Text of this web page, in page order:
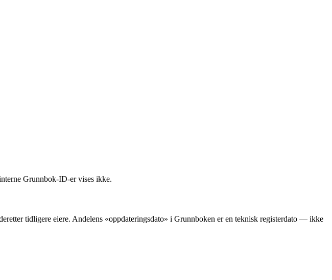
Grunnbok-ID-er vises ikke.
tidligere eiere. Andelens «oppdateringsdato» i Grunnboken er en teknisk registerdato — ikke